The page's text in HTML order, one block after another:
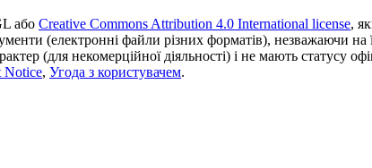
або Creative Commons Attribution 4.0 International license,
(електронні файли різних форматів), незважаючи
(для некомерційної діяльності) і не мають статусу
Notice, Угода з користувачем.